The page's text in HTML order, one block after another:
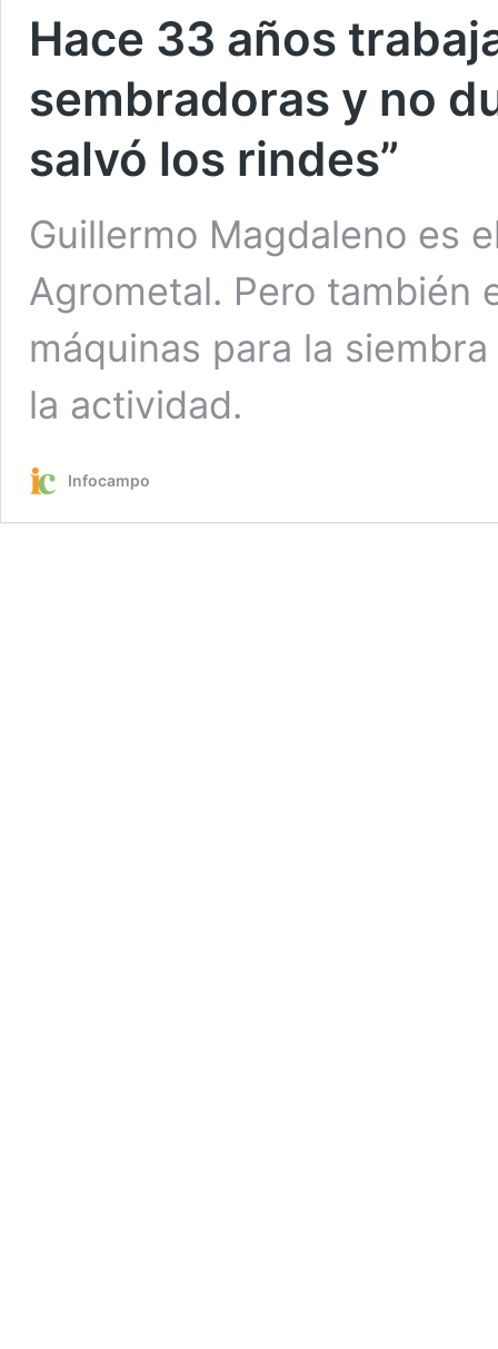
Hace 33 años
sembradoras y no
salvó los rindes”
Guillermo Magdaleno es
Agrometal. Pero también
máquinas para la
la actividad.
Infocampo